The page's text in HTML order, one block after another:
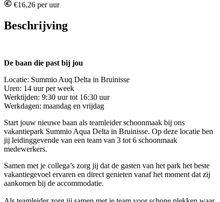
€16,26 per uur
Beschrijving
De baan die past bij jou
Locatie: Summio Auq Delta in Bruinisse
Uren: 14 uur per week
Werktijden: 9:30 uur tot 16:30 uur
Werkdagen: maandag en vrijdag
Start jouw nieuwe baan als teamleider schoonmaak bij ons
vakantiepark Summio Aqua Delta in Bruinisse. Op deze locatie ben
jij leidinggevende van een team van 3 tot 6 schoonmaak
medewerkers.
Samen met je collega’s zorg jij dat de gasten van het park het beste
vakantiegevoel ervaren en direct genieten vanaf het moment dat zij
aankomen bij de accommodatie.